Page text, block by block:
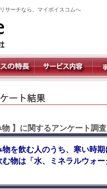
サーチなら、マイボイスコムへ
物 】に関するアンケート調査
物を飲む人のうち、寒い時
む物は「水、ミネラルウォ